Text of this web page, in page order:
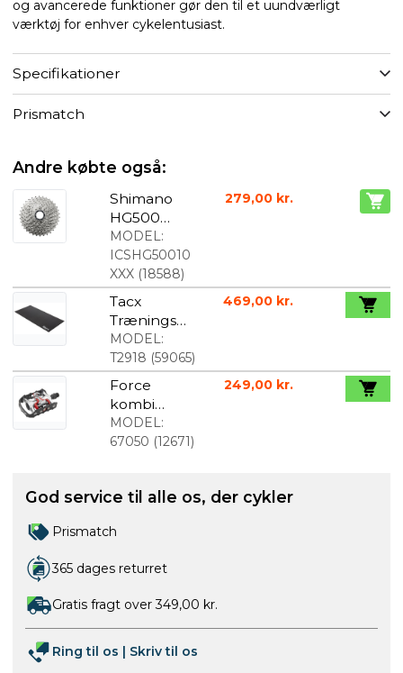
og avancerede funktioner gør den til et uundværligt
værktøj for enhver cykelentusiast.
Specifikationer
Prismatch
Andre købte også:
Shimano
HG500
kassette 10-
speed
MODEL:
ICSHG50010
XXX(18588)
279,00 kr.
Tacx
Træningsm
åtte til
Hometraine
r T2918
181x92
MODEL:
T2918 (59065)
469,00 kr.
Force
kombi
pedalsæt
MODEL:
67050 (12671)
249,00 kr.
God service til alle os, der cykler
Prismatch
365 dages returret
Gratis fragt over 349,00 kr.
Ring til os | Skriv til os